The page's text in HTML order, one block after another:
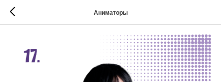
Аниматоры